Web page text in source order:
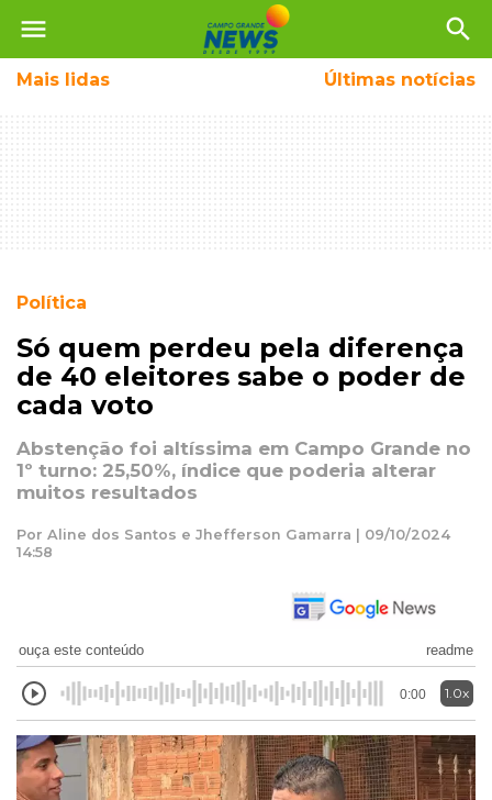
menu search
Mais lidas Últimas notícias
Política
Só quem perdeu pela diferença
de 40 eleitores sabe o poder de
cada voto
Abstenção foi altíssima em Campo Grande no
1º turno: 25,50%, índice que poderia alterar
muitos resultados
Por Aline dos Santos e Jhefferson Gamarra | 09/10/2024
14:58
ouça este conteúdo readme
0:00 1.0x